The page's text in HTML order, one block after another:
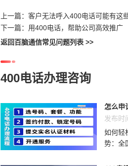
上一篇： 客户无法呼入400电话可能有这
下一篇： 用400电话，帮助公司高效推广
返回百脑通信常见问题列表 >>
400电话办理咨询
怎么申
发布时
如何轻
势：全